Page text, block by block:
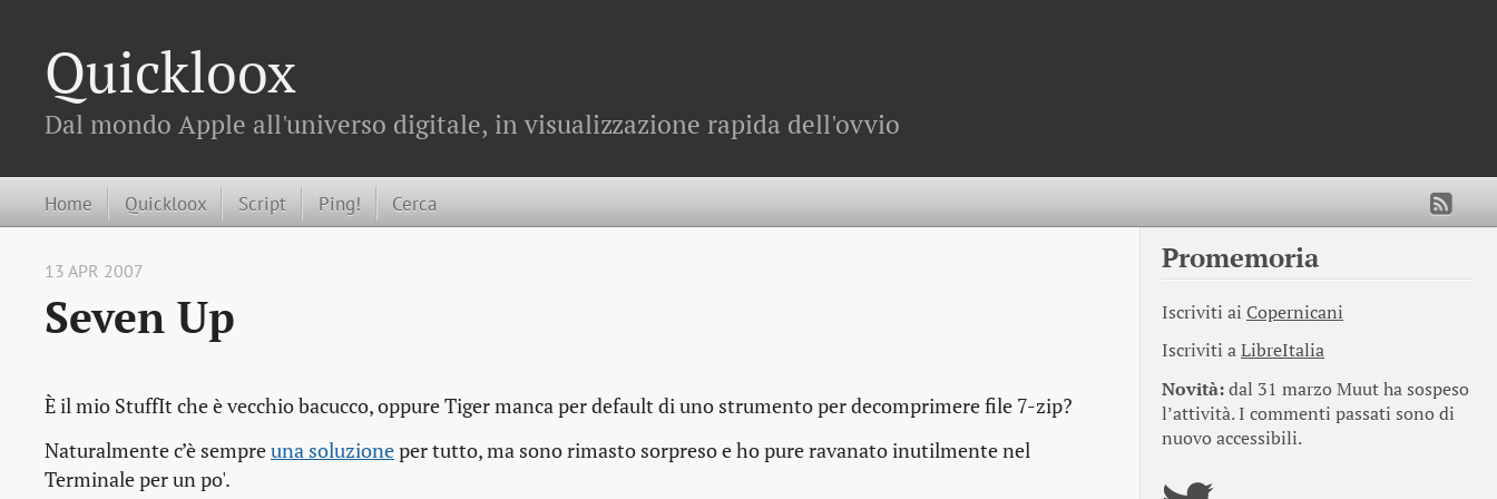
Quickloox
Dal mondo Apple all'universo digitale, in visualizzazione rapida dell'ovvio
Home Quickloox Script Ping! Cerca
13 APR 2007
Seven Up
È il mio StuffIt che è vecchio bacucco, oppure Tiger manca per default di uno strumento per decomprimere file 7-zip?
Naturalmente c’è sempreuna soluzioneper tutto, ma sono rimasto sorpreso e ho pure ravanato inutilmente nel
Terminale per un po'.
Promemoria
Iscriviti ai Copernicani
Iscriviti aLibreItalia
Novità:dal 31 marzo Muut ha sospeso
l’attività. I commenti passati sono di
nuovo accessibili.